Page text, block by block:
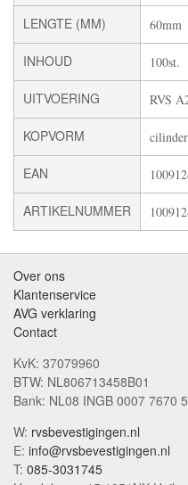
LENGTE (MM) 60mm
INHOUD 100st.
UITVOERING RVS
KOPVORM
EAN
ARTIKELNUMMER
Over ons
Klantenservice
AVG verklaring
Contact
KvK: 37079960
BTW: NL806713458B01
Bank: NL08 INGB 0007 7670
W: rvsbevestigingen.nl
E: info@rvsbevestigingen.nl
T: 085-3031745